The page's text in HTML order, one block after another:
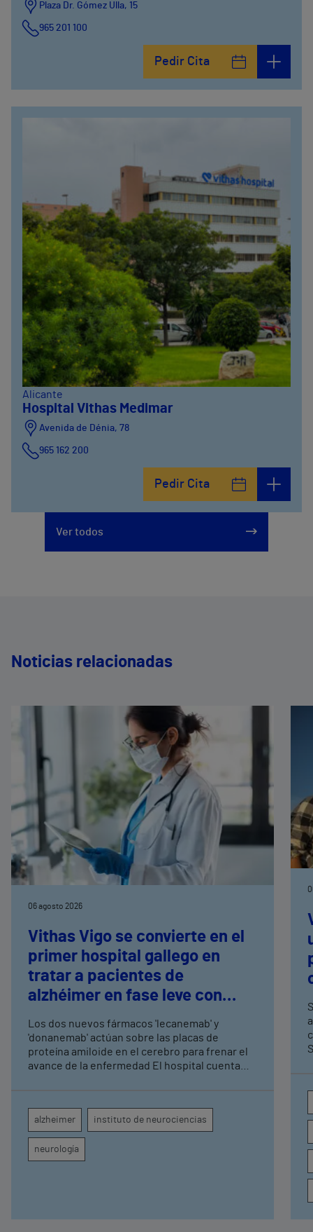
Plaza Dr. Gómez Ulla, 15
965 201 100
Pedir Cita
Alicante
Hospital Vithas Medimar
Avenida de Dénia, 78
965 162 200
Pedir Cita
Ver todos
Noticias relacionadas
06 agosto 2026
Vithas Vigo se convierte en el
primer hospital gallego en
tratar a pacientes de
alzhéimer en fase leve con
terapias antiamiloide
Los dos nuevos fármacos 'lecanemab' y
'donanemab' actúan sobre las placas de
proteína amiloide en el cerebro para frenar el
avance de la enfermedad El hospital cuenta
seguimiento clínico de cada paciente
alzheimer instituto de neurociencias
neurología